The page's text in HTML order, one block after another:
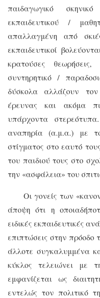
παιδαγωγικό
εκπαιδευτικού /
απαλλαγμένη από
εκπαιδευτικοί
κρατούσες
συντηρητικό /
δύσκολα αλλάζουν
έρευνας και ακόμα
υπάρχοντα
αναπηρία (α.μ.α.) με
στίγματος στο εαυτό
του παιδιού τους στο
την «ασφάλεια» του
Οι γονείς των
άποψη ότι η
ειδικές εκπαιδευτικές
επιπτώσεις στην πρόοδο
άλλοτε συγκαλυμμένα
κύκλος τελειώνει με
εμφανίζεται ως
εντελώς τον πολιτικό